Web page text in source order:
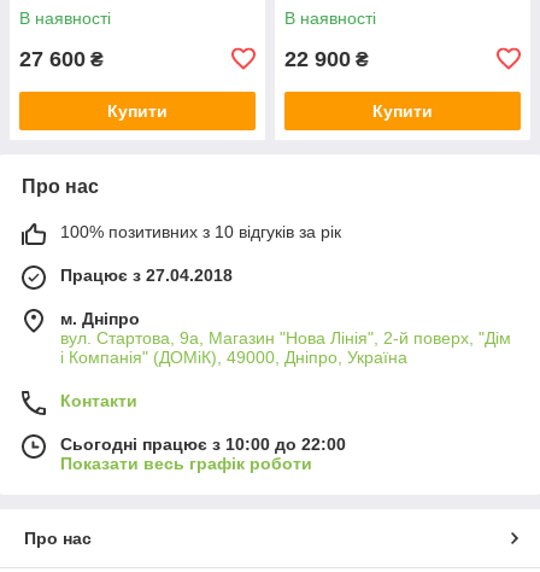
В наявності
27 600 ₴
Купити
В наявності
22 900 ₴
Купити
Про нас
100% позитивних з 10 відгуків за рік
Працює з 27.04.2018
м. Дніпро
вул. Стартова, 9а, Магазин "Нова Лінія", 2-й поверх, "Дім
і Компанія" (ДОМіК), 49000, Дніпро, Україна
Контакти
Сьогодні працює з 10:00 до 22:00
Показати весь графік роботи
Про нас